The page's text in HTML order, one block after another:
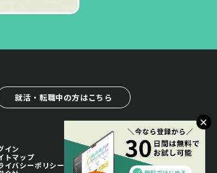
就活・転職中の方はこちら
イン
トマップ
イバシーポリシー